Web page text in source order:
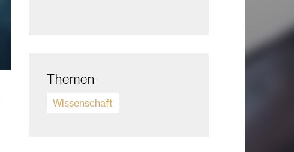
Themen
Wissenschaft